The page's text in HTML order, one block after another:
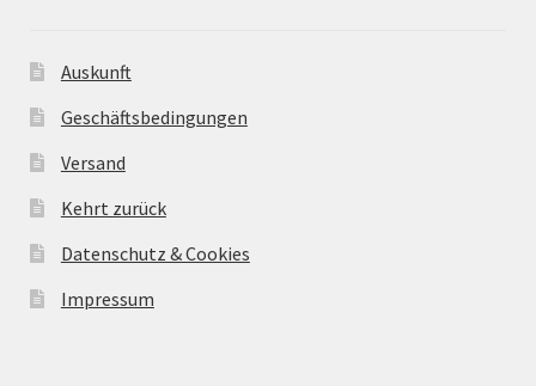
Auskunft
Geschäftsbedingungen
Versand
Kehrt zurück
Datenschutz & Cookies
Impressum